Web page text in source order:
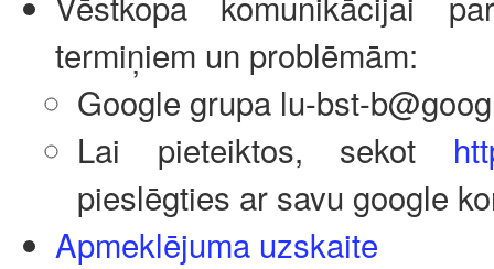
termiņiem un problēmām:
Google grupa lu-bst-
Lai pieteiktos, sekot
pieslēgties ar savu google
Apmeklējuma uzskaite